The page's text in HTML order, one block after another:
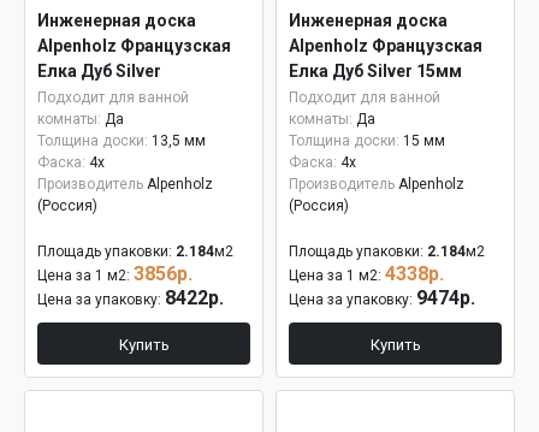
Инженерная доска
Alpenholz Французская
Елка Дуб Silver
Подходит для ванной
комнаты: Да
Толщина доски: 13,5 мм
Фаска: 4x
Производитель Alpenholz
(Россия)
Площадь упаковки: 2.184м2
Цена за 1 м2: 3856р.
Цена за упаковку: 8422р.
Купить
Инженерная доска
Alpenholz Французская
Елка Дуб Silver 15мм
Подходит для ванной
комнаты: Да
Толщина доски: 15 мм
Фаска: 4x
Производитель Alpenholz
(Россия)
Площадь упаковки: 2.184м2
Цена за 1 м2: 4338р.
Цена за упаковку: 9474р.
Купить